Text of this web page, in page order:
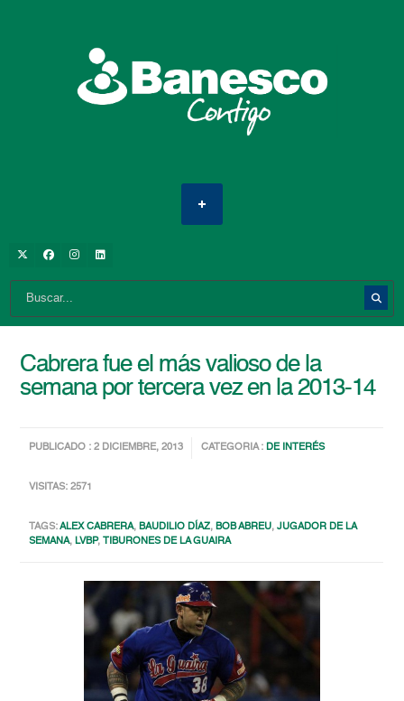
Cabrera fue el más valioso de la
semana por tercera vez en la 2013-14
PUBLICADO : 2 DICIEMBRE, 2013 CATEGORIA :DE INTERÉS
VISITAS: 2571
TAGS:ALEX CABRERA,BAUDILIO DÍAZ,BOB ABREU,JUGADOR DE LA
SEMANA,LVBP, TIBURONES DE LA GUAIRA